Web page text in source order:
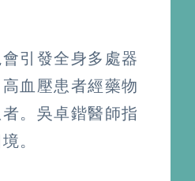
引發全身多處器
血壓患者經藥物
。吳卓鍇醫師指
。